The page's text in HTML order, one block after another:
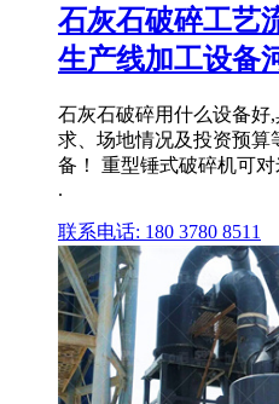
石灰石破碎工艺
生产线加工设备
石灰石破碎用什么设备好
求、场地情况及投资预算
备！ 重型锤式破碎机可
.
联系电话: 180 3780 8511